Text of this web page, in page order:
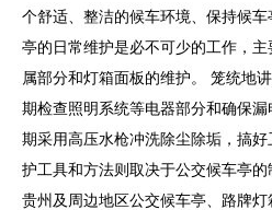
个舒适、整洁的候车环境、保持候
亭的日常维护是必不可少的工作，
属部分和灯箱面板的维护。 笼统地
期检查照明系统等电器部分和确保
期采用高压水枪冲洗除尘除垢，搞
护工具和方法则取决于公交候车亭的
贵州及周边地区公交候车亭、路牌